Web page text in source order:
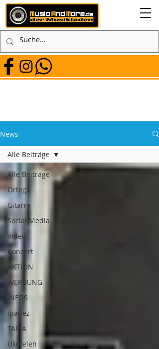
News
Alle Beiträge
Ortega
Gitarre
Social Media
Video
Konzert
AKTION
WERBUNG
INFOS
Ibanez
TAMA
Ukulelen
Alle Beiträge